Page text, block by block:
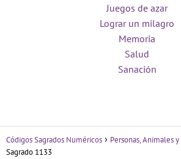
Juegos de azar
Lograr un milagro
Memoria
Salud
Sanación
Códigos Sagrados Numéricos Personas, Animales
Sagrado 1133